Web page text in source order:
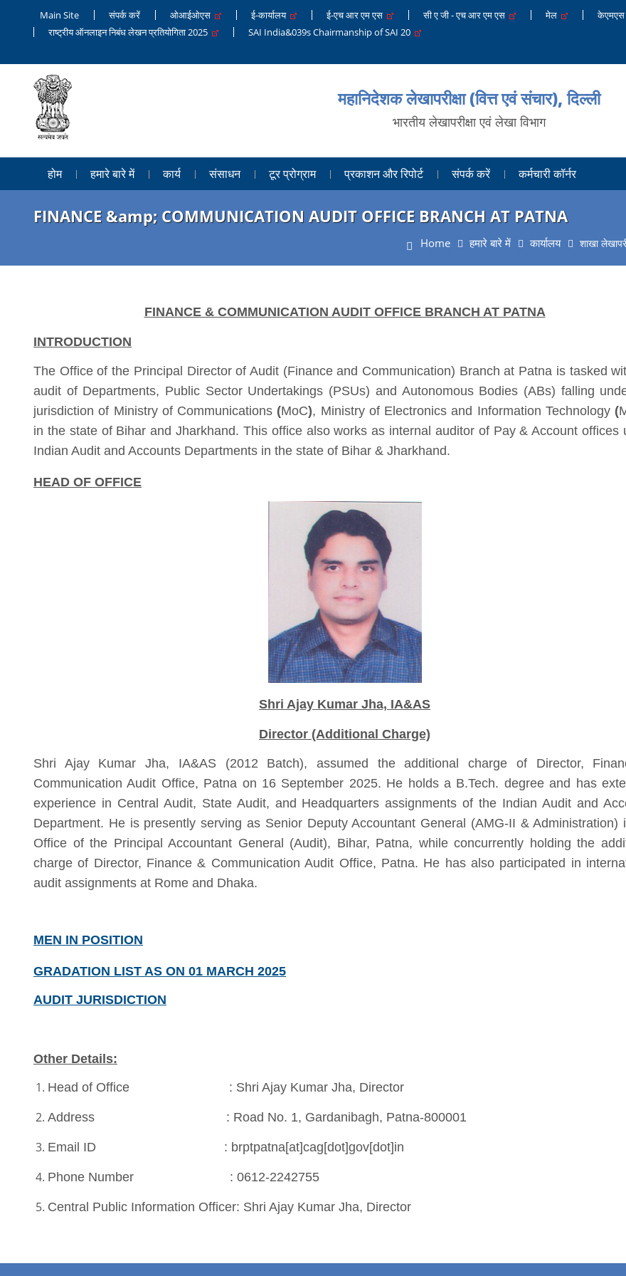
Main Site संपर्क करें ओआईओएस ई-कार्यालय ई-एच आर एम एस सी ए जी - एच आर एम एस मेल केएमएस
राष्ट्रीय ऑनलाइन निबंध लेखन प्रतियोगिता 2025
SAI India&039s Chairmanship of SAI 20
महानिदेशक लेखापरीक्षा (वित्त एवं संचार), दिल्ली
भारतीय लेखापरीक्षा एवं लेखा विभाग
होम हमारे बारे में कार्य संसाधन टूर प्रोग्राम प्रकाशन और रिपोर्ट संपर्क करें कर्मचारी कॉर्नर
FINANCE &amp; COMMUNICATION AUDIT OFFICE BRANCH AT PATNA
Home हमारे बारे में कार्यालय शाखा
FINANCE & COMMUNICATION AUDIT OFFICE BRANCH AT PATNA
INTRODUCTION
The Office of the Principal Director of Audit (Finance and Communication) Branch at Patna is tasked
audit of Departments, Public Sector Undertakings (PSUs) and Autonomous Bodies (ABs) falling
jurisdiction of Ministry of Communications (MoC), Ministry of Electronics and Information Technology (
in the state of Bihar and Jharkhand. This office also works as internal auditor of Pay & Account offices
Indian Audit and Accounts Departments in the state of Bihar & Jharkhand.
HEAD OF OFFICE
Shri Ajay Kumar Jha, IA&AS
Director (Additional Charge)
Shri Ajay Kumar Jha, IA&AS (2012 Batch), assumed the additional charge of Director,
Communication Audit Office, Patna on 16 September 2025. He holds a B.Tech. degree and has
experience in Central Audit, State Audit, and Headquarters assignments of the Indian Audit and
Department. He is presently serving as Senior Deputy Accountant General (AMG-II & Administration)
Office of the Principal Accountant General (Audit), Bihar, Patna, while concurrently holding the
charge of Director, Finance & Communication Audit Office, Patna. He has also participated in
audit assignments at Rome and Dhaka.
MEN IN POSITION
GRADATION LIST AS ON 01 MARCH 2025
AUDIT JURISDICTION
Other Details:
Head of Office : Shri Ajay Kumar Jha, Director
Address : Road No. 1, Gardanibagh, Patna-800001
Email ID : brptpatna[at]cag[dot]gov[dot]in
Phone Number : 0612-2242755
Central Public Information Officer: Shri Ajay Kumar Jha, Director